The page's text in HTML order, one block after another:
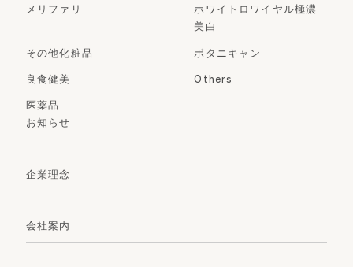
メリファリ
ホワイトロワイヤル極濃
美白
その他化粧品
ボタニキャン
良食健美
Others
医薬品
お知らせ
企業理念
会社案内